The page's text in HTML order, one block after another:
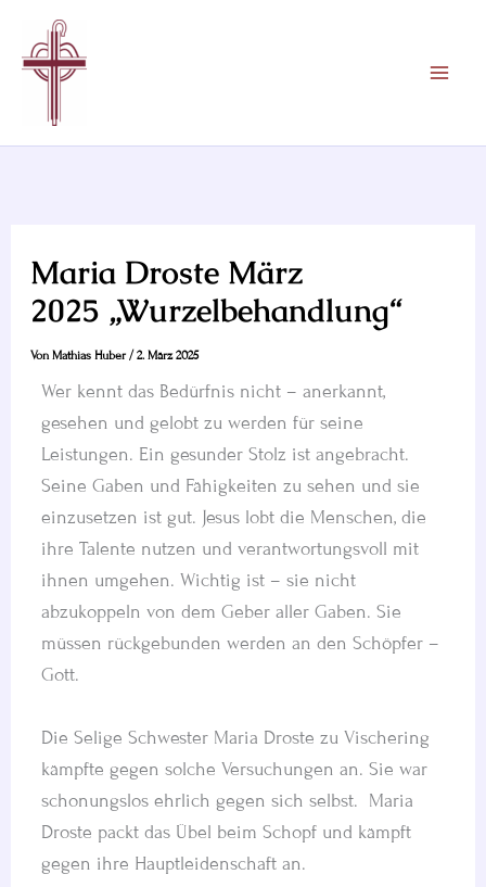
Inhalt
springen
Maria Droste März
2025 „Wurzelbehandlung“
VonMathias Huber/2. März 2025
Wer kennt das Bedürfnis nicht – anerkannt,
gesehen und gelobt zu werden für seine
Leistungen. Ein gesunder Stolz ist angebracht.
Seine Gaben und Fähigkeiten zu sehen und sie
einzusetzen ist gut. Jesus lobt die Menschen, die
ihre Talente nutzen und verantwortungsvoll mit
ihnen umgehen. Wichtig ist – sie nicht
abzukoppeln von dem Geber aller Gaben. Sie
müssen rückgebunden werden an den Schöpfer –
Gott.
Die Selige Schwester Maria Droste zu Vischering
kämpfte gegen solche Versuchungen an. Sie war
schonungslos ehrlich gegen sich selbst. Maria
Droste packt das Übel beim Schopf und kämpft
gegen ihre Hauptleidenschaft an.